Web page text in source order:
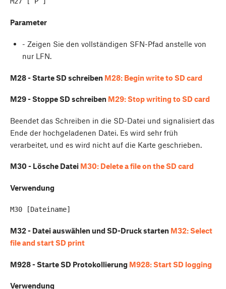
Parameter
- Zeigen Sie den vollständigen SFN-Pfad anstelle von
nur LFN.
M28 - Starte SD schreiben M28: Begin write to SD card
M29 - Stoppe SD schreiben M29: Stop writing to SD card
Beendet das Schreiben in die SD-Datei und signalisiert das
Ende der hochgeladenen Datei. Es wird sehr früh
verarbeitet, und es wird nicht auf die Karte geschrieben.
M30 - Lösche Datei M30: Delete a file on the SD card
Verwendung
M32 - Datei auswählen und SD-Druck starten M32: Select
file and start SD print
M928 - Starte SD Protokollierung M928: Start SD logging
Verwendung